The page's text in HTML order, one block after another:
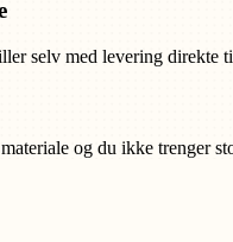
selv med levering direkte
og du ikke trenger